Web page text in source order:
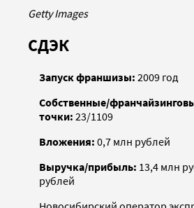
Getty Images
СДЭК
Запуск франшизы: 2009 год
Собственные/
точки: 23/1109
Вложения: 0,7 млн рублей
Выручка/прибыль: 13,4 млн
рублей